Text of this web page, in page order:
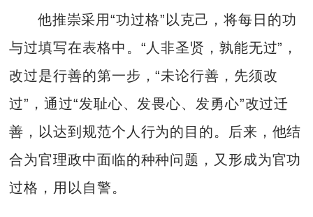
他推崇采用“功过格”以克己，将每日的功
与过填写在表格中。“人非圣贤，孰能无过”，
改过是行善的第一步，“未论行善，先须改
过”，通过“发耻心、发畏心、发勇心”改过迁
善，以达到规范个人行为的目的。后来，他结
合为官理政中面临的种种问题，又形成为官功
过格，用以自警。